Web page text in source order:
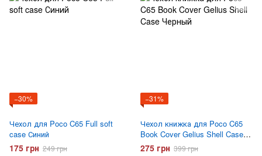
−30%
Чехол для Poco C65 Full soft
case Синий
175 грн 249 грн
−31%
Чехол книжка для Poco C65
Book Cover Gelius Shell Case
Черный
275 грн 399 грн